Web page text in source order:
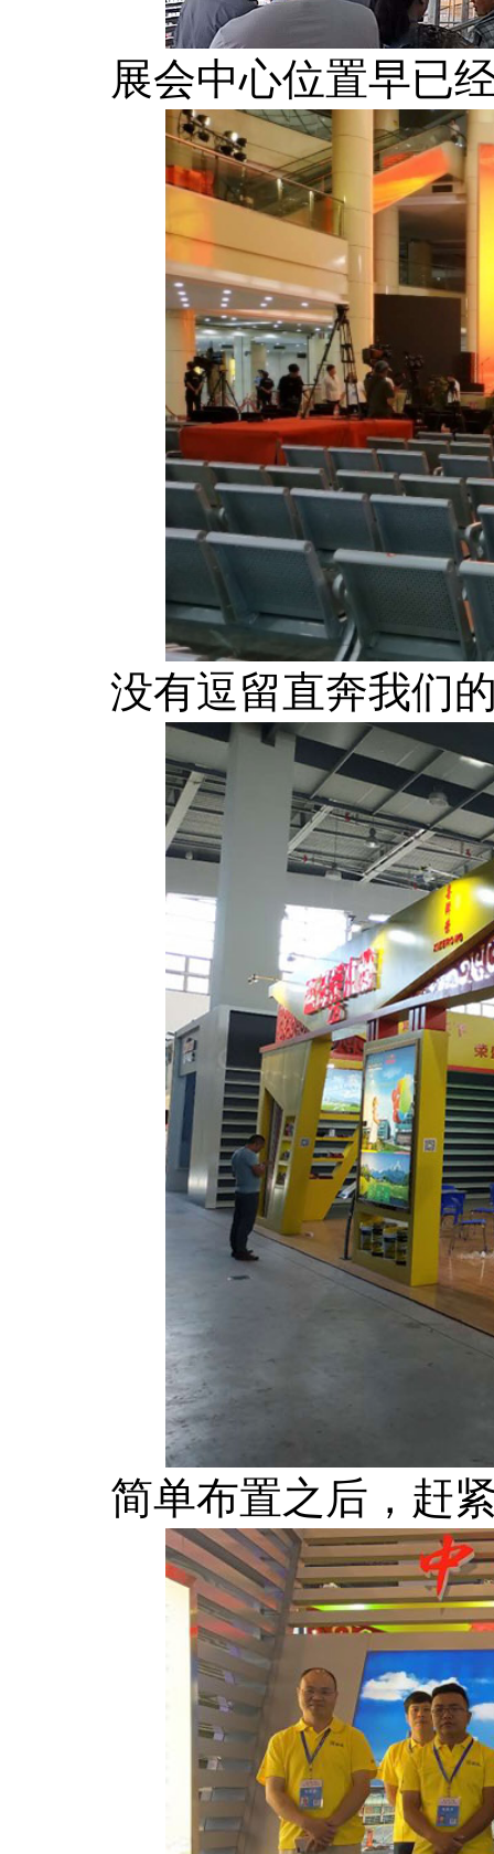
展会中心位置早已
没有逗留直奔我们
简单布置之后，赶